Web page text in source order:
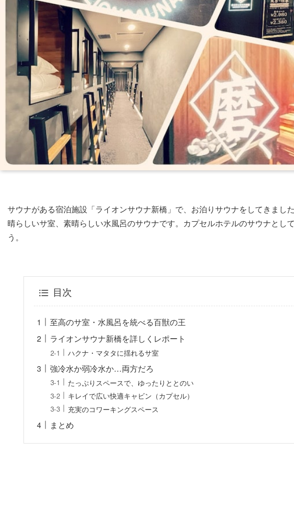
サウナがある宿泊施設「ライオンサウナ新橋」で、お泊りサウナをしてきまし
晴らしいサ室、素晴らしい水風呂のサウナです。カプセルホテルのサウナとし
う。
目次
至高のサ室・水風呂を統べる百獣の王
ライオンサウナ新橋を詳しくレポート
ハクナ・マタタに揺れるサ室
強冷水か弱冷水か…両方だろ
たっぷりスペースで、ゆったりととのい
キレイで広い快適キャビン（カプセル）
充実のコワーキングスペース
まとめ